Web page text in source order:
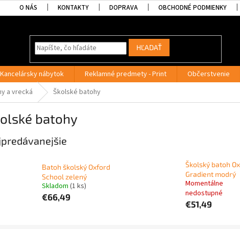
O NÁS KONTAKTY DOPRAVA OBCHODNÉ PODMIENKY
HĽADAŤ
Kancelársky nábytok Reklamné predmety - Print Občerstvenie
a vrecká Školské batohy
batohy
Batoh školský Oxford
School zelený
Skladom (1 ks)
€66,49
Školský batoh
Gradient modrý
Momentálne
nedostupné
€51,49